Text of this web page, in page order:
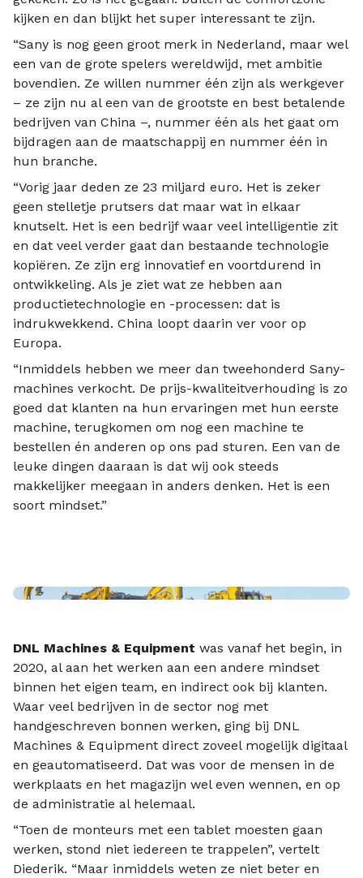
kijken en dan blijkt het super interessant te zijn.
“Sany is nog geen groot merk in Nederland, maar wel
een van de grote spelers wereldwijd, met ambitie
bovendien. Ze willen nummer één zijn als werkgever
– ze zijn nu al een van de grootste en best betalende
bedrijven van China –, nummer één als het gaat om
bijdragen aan de maatschappij en nummer één in
hun branche.
“Vorig jaar deden ze 23 miljard euro. Het is zeker
geen stelletje prutsers dat maar wat in elkaar
knutselt. Het is een bedrijf waar veel intelligentie zit
en dat veel verder gaat dan bestaande technologie
kopiëren. Ze zijn erg innovatief en voortdurend in
ontwikkeling. Als je ziet wat ze hebben aan
productietechnologie en -processen: dat is
indrukwekkend. China loopt daarin ver voor op
Europa.
“Inmiddels hebben we meer dan tweehonderd Sany-
machines verkocht. De prijs-kwaliteitverhouding is zo
goed dat klanten na hun ervaringen met hun eerste
machine, terugkomen om nog een machine te
bestellen én anderen op ons pad sturen. Een van de
leuke dingen daaraan is dat wij ook steeds
makkelijker meegaan in anders denken. Het is een
soort mindset.”
DNL Machines & Equipment was vanaf het begin, in
2020, al aan het werken aan een andere mindset
binnen het eigen team, en indirect ook bij klanten.
Waar veel bedrijven in de sector nog met
handgeschreven bonnen werken, ging bij DNL
Machines & Equipment direct zoveel mogelijk digitaal
en geautomatiseerd. Dat was voor de mensen in de
werkplaats en het magazijn wel even wennen, en op
de administratie al helemaal.
“Toen de monteurs met een tablet moesten gaan
werken, stond niet iedereen te trappelen”, vertelt
Diederik. “Maar inmiddels weten ze niet beter en